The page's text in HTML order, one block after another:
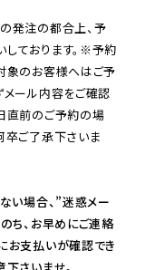
発注の都合上、予
ております。※予約
象のお客様へはご予
メール内容をご確認
直前のご予約の場
卒ご了承下さいま
い場合、”迷惑メー
ち、お早めにご連絡
お支払いが確認でき